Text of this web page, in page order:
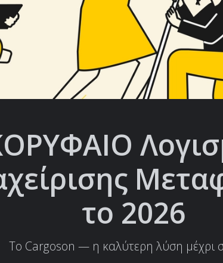
το 2026
Το Cargoson — η καλύτερη λύση μέχρι